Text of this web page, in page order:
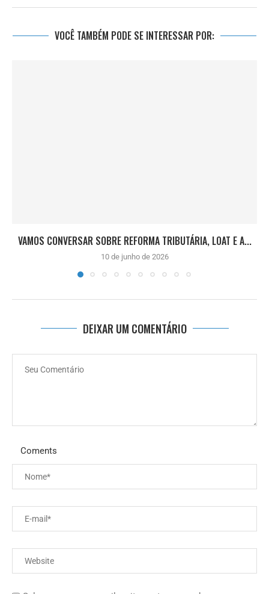
VOCÊ TAMBÉM PODE SE INTERESSAR POR:
VAMOS CONVERSAR SOBRE REFORMA TRIBUTÁRIA, LOAT E A...
10 de junho de 2026
DEIXAR UM COMENTÁRIO
Coments